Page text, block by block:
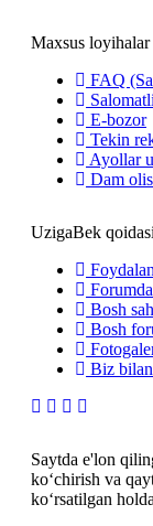
Maxsus loyihalar
FAQ
E-bozor
Tekin
Ayollar
Dam
UzigaBek
Bosh
Bosh
Biz
Saytda e'lon
ko‘chirish va
ko‘rsatilgan